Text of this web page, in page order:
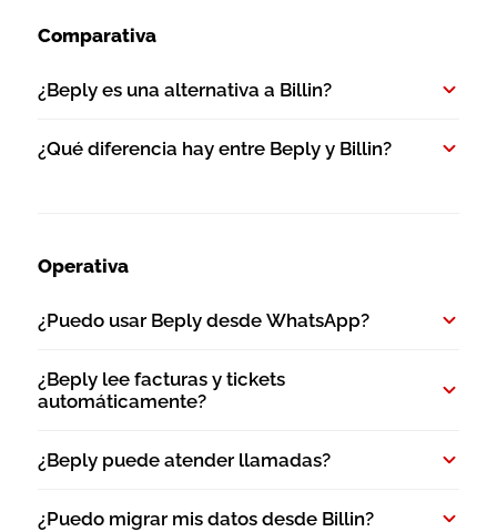
Comparativa
¿Beply es una alternativa a Billin?
¿Qué diferencia hay entre Beply y Billin?
Operativa
¿Puedo usar Beply desde WhatsApp?
¿Beply lee facturas y tickets
automáticamente?
¿Beply puede atender llamadas?
¿Puedo migrar mis datos desde Billin?